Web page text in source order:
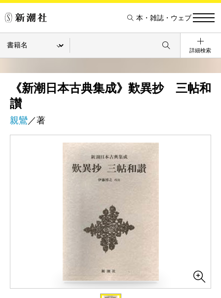
本・雑誌・ウェブ
詳細検索
《新潮日本古典集成》歎異抄 三帖和
讃
親鸞／著